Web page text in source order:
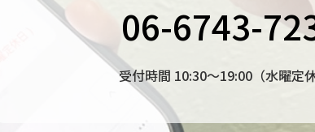
06-6743-
受付時間 10:30〜19:00（水曜定休